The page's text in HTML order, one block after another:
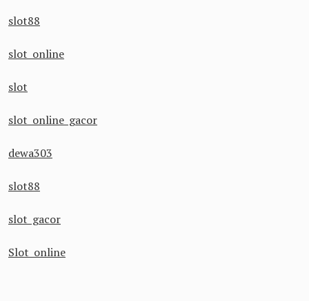
slot88
slot online
slot
slot online gacor
dewa303
slot88
slot gacor
Slot online